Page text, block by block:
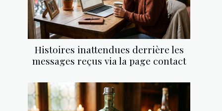
Histoires inattendues derrière les
messages reçus via la page contact